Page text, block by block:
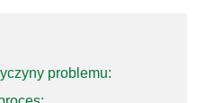
problemu: